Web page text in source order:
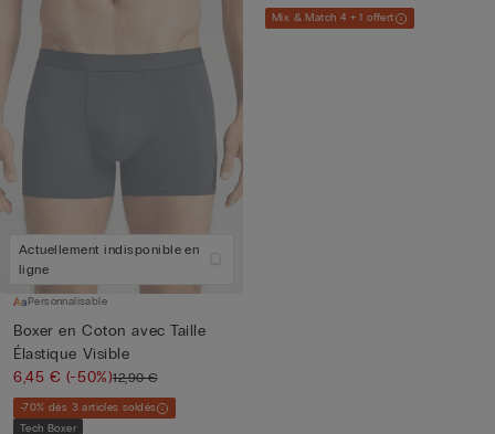
Actuellement indisponible en
ligne
Personnalisable
Boxer en Coton avec Taille
Élastique Visible
6,45 € (-50%)12,90 €
-70% dès 3 articles soldés
Tech Boxer
Mix & Match 4 + 1 offert